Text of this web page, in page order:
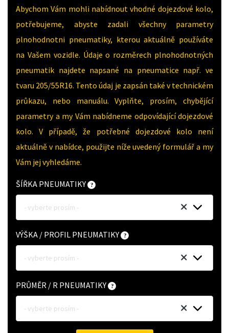
Abychom Vám mohli nabídnout vhodné dojezdové kolo,
potřebujeme, abyste zadali všechny parametry
plnohodnotni pneumatiky, kterou aktuálně používáte
na Vašem vozidle. Údaje o rozměrech plnohodnotných
pneumatik najdete napsané na pneumatice např. ve
tvaru 205/55R16. Tento údaj je zapsán také v technickém
průkazu, nebo manuálu. Vyplňte, prosím, chybějící
parametry a my Vám nabídneme odpovídající dojezdové
kolo. V případě, že potřebné dojezdové kolo není
aktuálně v nabídce, použijte níže uvedený formulář a my
Vám jej vyhledáme.
ŠÍŘKA PNEUMATIKY
- vyberte prosím -
VÝŠKA / PROFIL PNEUMATIKY
- vyberte prosím -
PRŮMĚR / R PNEUMATIKY
- vyberte prosím -